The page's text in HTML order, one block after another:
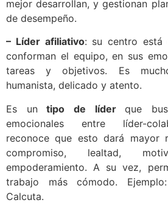
mejor desarrollan, y gestionan
de desempeño.
– Líder afiliativo: su centro está
conforman el equipo, en sus
tareas y objetivos. Es
humanista, delicado y atento.
Es untipo de líderque
emocionales entre líder-
reconoce que esto dará mayor
compromiso, lealtad,
empoderamiento. A su vez,
trabajo más cómodo.
Calcuta.